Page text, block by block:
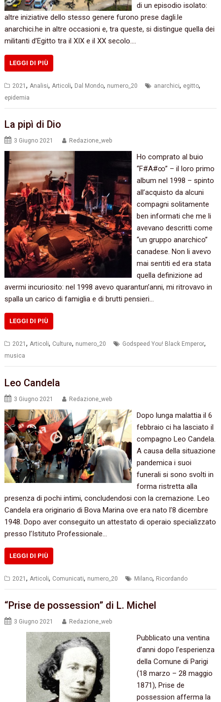
di un episodio isolato:
altre iniziative dello stesso genere furono prese dagli.le
anarchici.he in altre occasioni e, tra queste, si distingue quella dei
militanti d’Egitto tra il XIX e il XX secolo.…
LEGGI DI PIÙ
2021, Analisi, Articoli, Dal Mondo, numero_20 anarchici, egitto,
epidemia
La pipì di Dio
3 Giugno 2021 Redazione_web
Ho comprato al buio
“F#A#∞” – il loro primo
album nel 1998 – spinto
all’acquisto da alcuni
compagni solitamente
ben informati che me li
avevano descritti come
“un gruppo anarchico”
canadese. Non li avevo
mai sentiti ed era stata
quella definizione ad
avermi incuriosito: nel 1998 avevo quarantun’anni, mi ritrovavo in
spalla un carico di famiglia e di brutti pensieri…
LEGGI DI PIÙ
2021,Articoli, Culture, numero_20 Godspeed You! Black Emperor,
musica
Leo Candela
3 Giugno 2021 Redazione_web
Dopo lunga malattia il 6
febbraio ci ha lasciato il
compagno Leo Candela.
A causa della situazione
pandemica i suoi
funerali si sono svolti in
forma ristretta alla
presenza di pochi intimi, concludendosi con la cremazione. Leo
Candela era originario di Bova Marina ove era nato l’8 dicembre
1948. Dopo aver conseguito un attestato di operaio specializzato
presso l’Istituto Professionale…
LEGGI DI PIÙ
2021, Articoli, Comunicati, numero_20 Milano, Ricordando
“Prise de possession” di L. Michel
3 Giugno 2021 Redazione_web
Pubblicato una ventina
d’anni dopo l’esperienza
della Comune di Parigi
(18 marzo – 28 maggio
1871), Prise de
possession afferma la